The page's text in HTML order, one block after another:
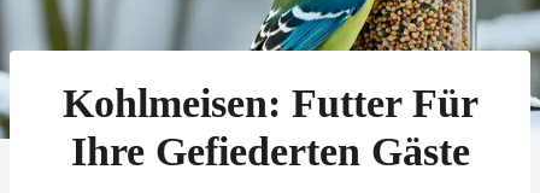
Kohlmeisen: Futter Für
Ihre Gefiederten Gäste